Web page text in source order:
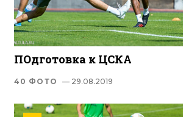
ПОдготовка к ЦСКА
40 ФОТО — 29.08.2019